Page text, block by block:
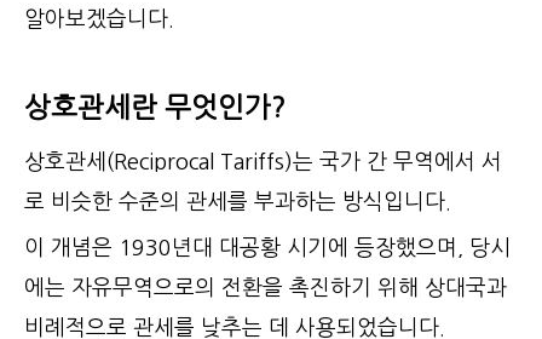
알아보겠습니다.
상호관세란 무엇인가?
상호관세(Reciprocal Tariffs)는 국가 간 무역에서 서
로 비슷한 수준의 관세를 부과하는 방식입니다.
이 개념은 1930년대 대공황 시기에 등장했으며, 당시
에는 자유무역으로의 전환을 촉진하기 위해 상대국과
비례적으로 관세를 낮추는 데 사용되었습니다.